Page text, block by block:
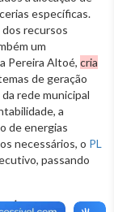
específicas.
recursos
um
Pereira Altoé, cria
de geração
rede municipal
a
de energias
necessários, o PL
passando